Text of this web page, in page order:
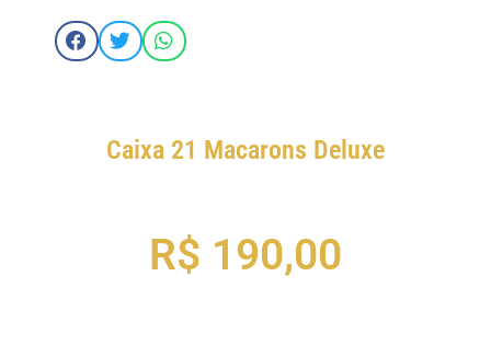
Caixa 21 Macarons Deluxe
R$ 190,00